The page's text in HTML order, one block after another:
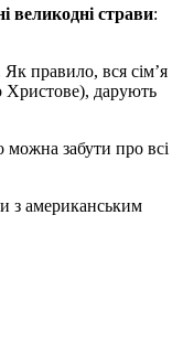
великодні страви:
правило, вся сім’я
Христове), дарують
можна забути про всі
з американським